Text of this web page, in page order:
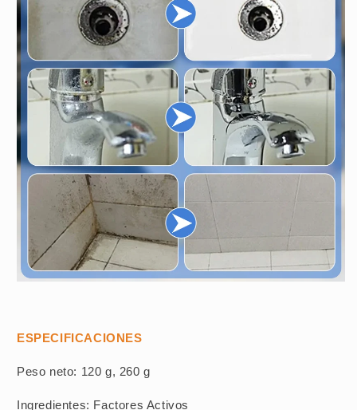
ESPECIFICACIONES
Peso neto: 120 g, 260 g
Ingredientes: Factores Activos